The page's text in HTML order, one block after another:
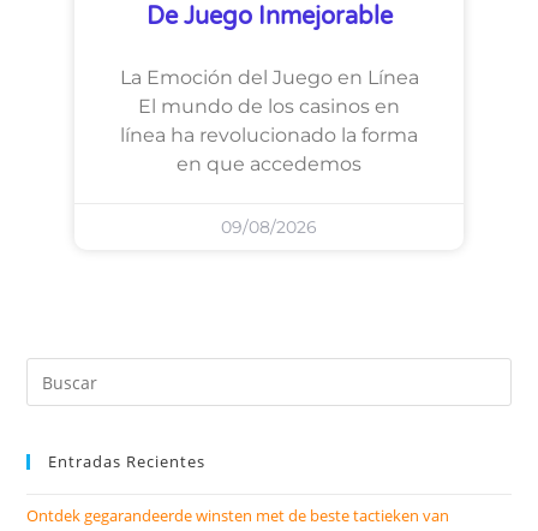
De Juego Inmejorable
La Emoción del Juego en Línea
El mundo de los casinos en
línea ha revolucionado la forma
en que accedemos
09/08/2026
Entradas Recientes
Ontdek gegarandeerde winsten met de beste tactieken van